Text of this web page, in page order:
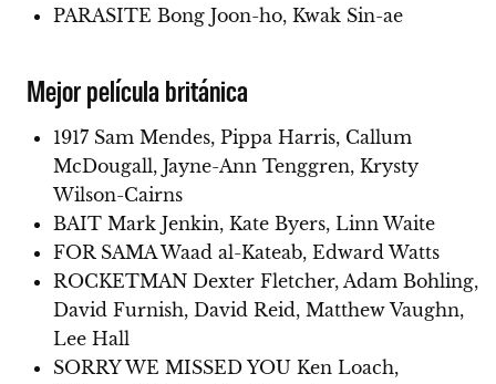
PARASITE Bong Joon-ho, Kwak Sin-ae
Mejor película británica
1917 Sam Mendes, Pippa Harris, Callum
McDougall, Jayne-Ann Tenggren, Krysty
Wilson-Cairns
BAIT Mark Jenkin, Kate Byers, Linn Waite
FOR SAMA Waad al-Kateab, Edward Watts
ROCKETMAN Dexter Fletcher, Adam Bohling,
David Furnish, David Reid, Matthew Vaughn,
Lee Hall
SORRY WE MISSED YOU Ken Loach,